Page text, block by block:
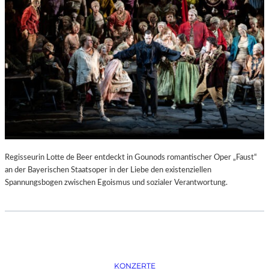
–
K
Ü
N
S
T
L
E
R
,
T
M
Regisseurin Lotte de Beer entdeckt in Gounods romantischer Oper „Faust“
an der Bayerischen Staatsoper in der Liebe den existenziellen
Spannungsbogen zwischen Egoismus und sozialer Verantwortung.
KONZERTE